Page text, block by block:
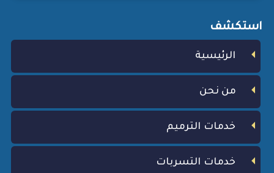
استكشف
الرئيسية
من نحن
خدمات الترميم
خدمات التسربات